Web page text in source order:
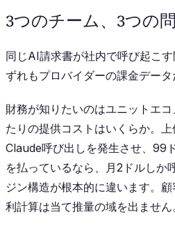
3つのチーム、3つの
同じAI請求書が社内で呼び起こ
ずれもプロバイダーの課金データ
財務が知りたいのはユニットエ
たりの提供コストはいくらか。
Claude呼び出しを発生させ、99
を払っているなら、月2ドルしか
ジン構造が根本的に違います。
利計算は当て推量の域を出ません